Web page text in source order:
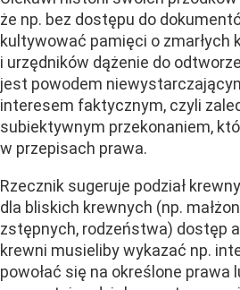
że np. bez dostępu do
kultywować pamięci o zmarłych
i urzędników dążenie do
jest powodem
interesem faktycznym, czyli
subiektywnym przekonaniem,
w przepisach prawa.
Rzecznik sugeruje podział
dla bliskich krewnych (np.
zstępnych, rodzeństwa) dostęp
krewni musieliby wykazać np.
powołać się na określone prawa